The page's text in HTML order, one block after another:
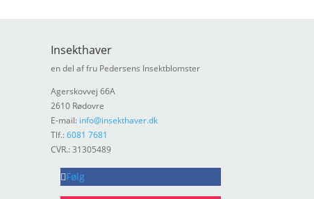
Insekthaver
en del af fru Pedersens Insektblomster
Agerskovvej 66A
2610 Rødovre
E-mail: info@insekthaver.dk
Tlf.:6081 7681
CVR.: 31305489
Følg